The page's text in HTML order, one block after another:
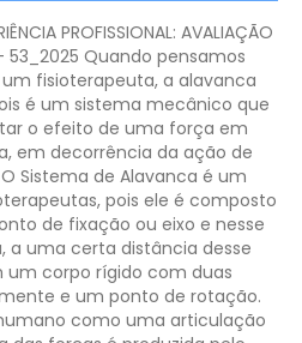
PROFISSIONAL: AVALIAÇÃO
53_2025 Quando pensamos
fisioterapeuta, a alavanca
é um sistema mecânico que
o efeito de uma força em
em decorrência da ação de
Sistema de Alavanca é um
pois ele é composto
de fixação ou eixo e nesse
uma certa distância desse
um corpo rígido com duas
e um ponto de rotação.
como uma articulação